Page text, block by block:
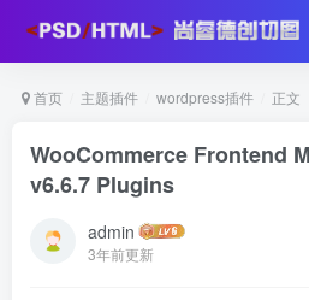
首页 主题插件 wordpress插件 正文
WooCommerce Frontend
v6.6.7 Plugins
admin
3年前更新